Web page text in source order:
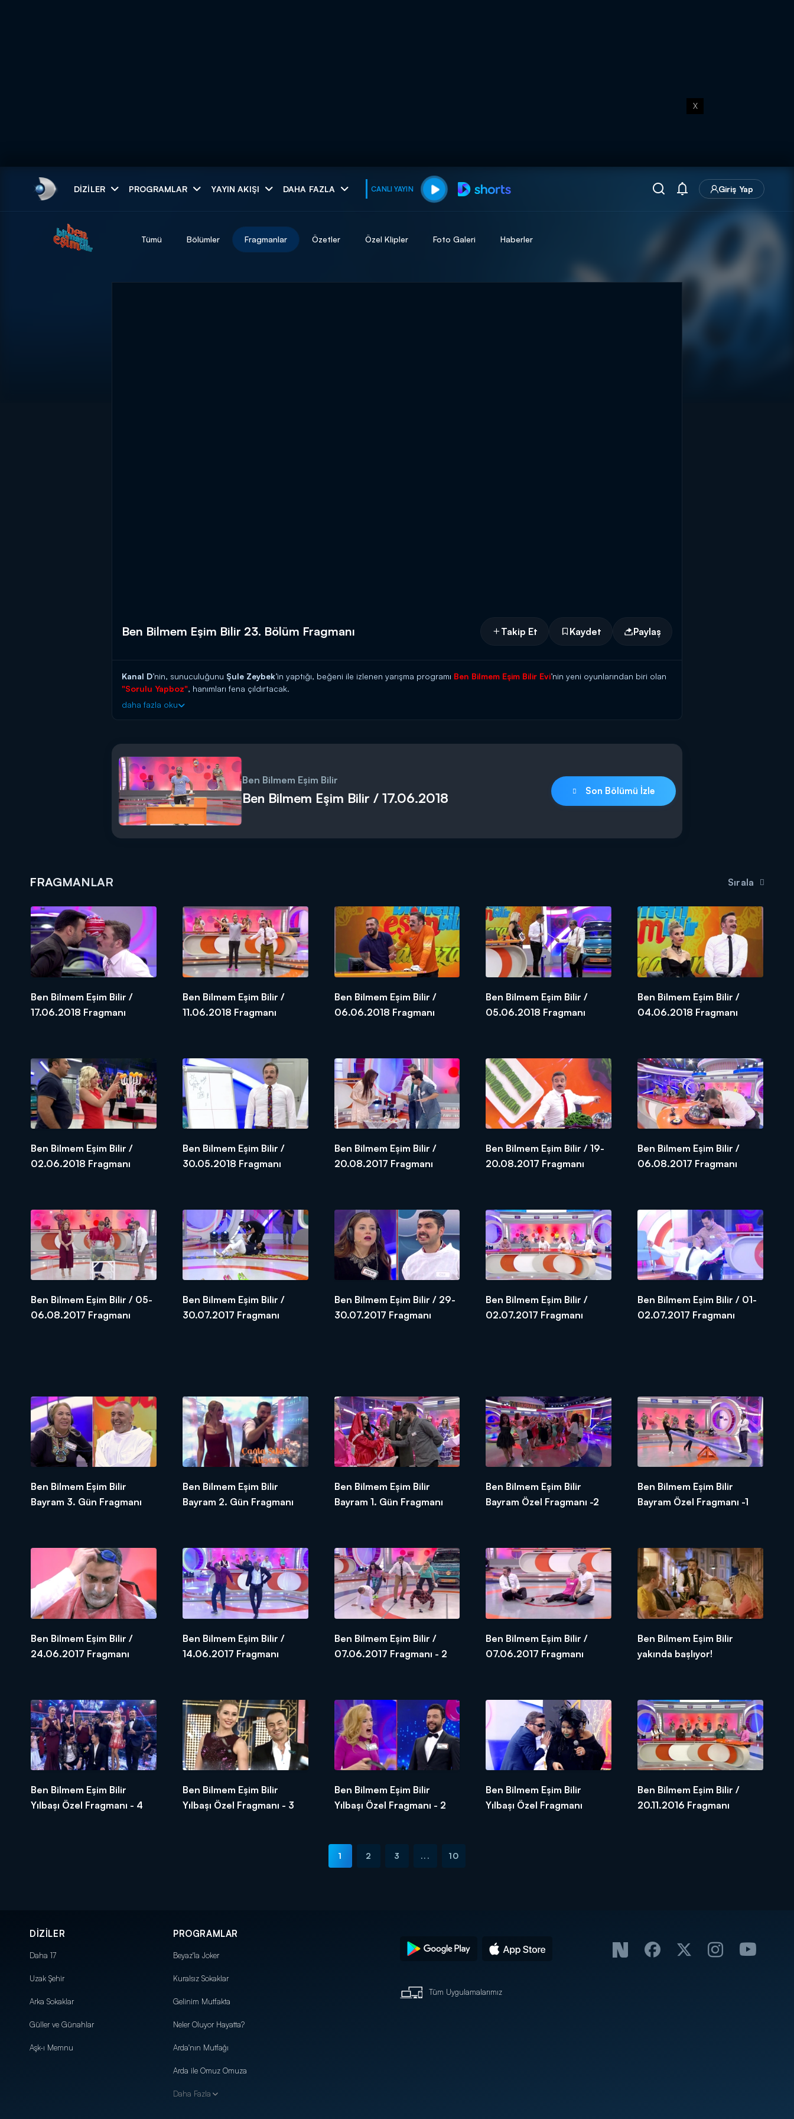
X
DIZILER PROGRAMLAR YAYIN AKIŞI DAHA FAZLA CANLI YAYIN Giriş Yap
muhteşem ikili
ARAMA SONUÇLARI
Tümü Bölümler Fragmanlar Özetler Özel Klipler Foto Galeri Haberler
Ben Bilmem Eşim Bilir 23. Bölüm Fragmanı Takip Et Kaydet Paylaş
Kanal D’nin, sunuculuğunu Şule Zeybek’in yaptığı, beğeni ile izlenen yarışma programı Ben Bilmem Eşim Bilir Evi’nin yeni oyunlarından biri olan
"Sorulu Yapboz", hanımları fena çıldırtacak.
Ben Bilmem Eşim Bilir
daha fazla oku
Ben Bilmem Eşim Bilir
Ben Bilmem Eşim Bilir / 17.06.2018 Son Bölümü İzle
FRAGMANLAR Sırala
Ben Bilmem Eşim Bilir /
17.06.2018 Fragmanı
Ben Bilmem Eşim Bilir /
11.06.2018 Fragmanı
Ben Bilmem Eşim Bilir /
06.06.2018 Fragmanı
Ben Bilmem Eşim Bilir /
05.06.2018 Fragmanı
Ben Bilmem Eşim Bilir /
04.06.2018 Fragmanı
Ben Bilmem Eşim Bilir /
02.06.2018 Fragmanı
Ben Bilmem Eşim Bilir /
30.05.2018 Fragmanı
Ben Bilmem Eşim Bilir /
20.08.2017 Fragmanı
Ben Bilmem Eşim Bilir / 19-
20.08.2017 Fragmanı
Ben Bilmem Eşim Bilir /
06.08.2017 Fragmanı
Ben Bilmem Eşim Bilir / 05-
06.08.2017 Fragmanı
Ben Bilmem Eşim Bilir /
30.07.2017 Fragmanı
Ben Bilmem Eşim Bilir / 29-
30.07.2017 Fragmanı
Ben Bilmem Eşim Bilir /
02.07.2017 Fragmanı
Ben Bilmem Eşim Bilir / 01-
02.07.2017 Fragmanı
Ben Bilmem Eşim Bilir
Bayram 3. Gün Fragmanı
Ben Bilmem Eşim Bilir
Bayram 2. Gün Fragmanı
Ben Bilmem Eşim Bilir
Bayram 1. Gün Fragmanı
Ben Bilmem Eşim Bilir
Bayram Özel Fragmanı -2
Ben Bilmem Eşim Bilir
Bayram Özel Fragmanı -1
Ben Bilmem Eşim Bilir /
24.06.2017 Fragmanı
Ben Bilmem Eşim Bilir /
14.06.2017 Fragmanı
Ben Bilmem Eşim Bilir /
07.06.2017 Fragmanı - 2
Ben Bilmem Eşim Bilir /
07.06.2017 Fragmanı
Ben Bilmem Eşim Bilir
yakında başlıyor!
Ben Bilmem Eşim Bilir
Yılbaşı Özel Fragmanı - 4
Ben Bilmem Eşim Bilir
Yılbaşı Özel Fragmanı - 3
Ben Bilmem Eşim Bilir
Yılbaşı Özel Fragmanı - 2
Ben Bilmem Eşim Bilir
Yılbaşı Özel Fragmanı
Ben Bilmem Eşim Bilir /
20.11.2016 Fragmanı
1 2 3 ... 10
DİZİLER
Daha 17
Uzak Şehir
Arka Sokaklar
Güller ve Günahlar
Aşk-ı Memnu
PROGRAMLAR
Beyaz'la Joker
Kuralsız Sokaklar
Gelinim Mutfakta
Neler Oluyor Hayatta?
Arda'nın Mutfağı
Arda ile Omuz Omuza
Daha Fazla
Tüm Uygulamalarımız